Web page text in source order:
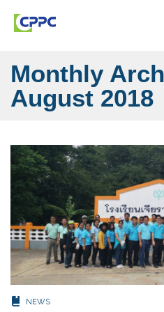
Monthly
August 2018
NEWS